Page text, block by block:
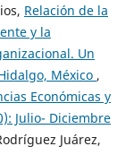
Relación de la
y la
Un
México ,
Económicas y
Julio- Diciembre
Juárez,